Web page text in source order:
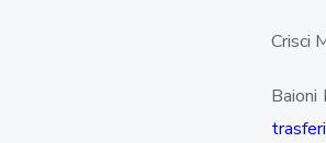
Crisci
Baioni